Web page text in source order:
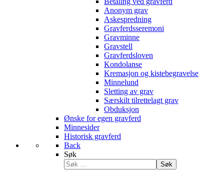
Anonym grav
Askespredning
Gravferdsseremoni
Gravminne
Gravstell
Gravferdsloven
Kondolanse
Kremasjon og kistebegravelse
Minnelund
Sletting av grav
Særskilt tilrettelagt grav
Obduksjon
Ønske for egen gravferd
Minnesider
Historisk gravferd
Back
Søk
Søk